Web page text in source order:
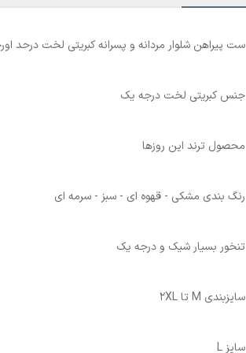
ست پیراهن شلوار مردانه و پسرانه کبریتی لخت درحد
جنس کبریتی لخت درجه یک
محصول ترند این روزها
رنگ بندی مشکی - قهوه ای - سبز - سرمه ای
تنخور بسیار شیک و درجه یک
سایزبندی M تا 2XL
سایز L